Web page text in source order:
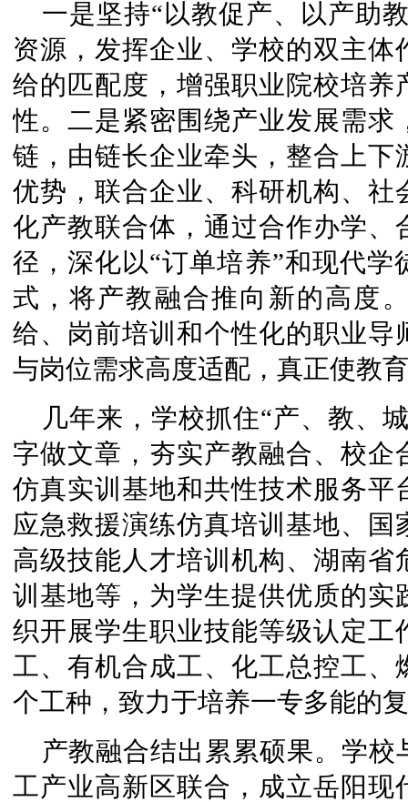
一是坚持“以教促产、以产助
资源，发挥企业、学校的双主
给的匹配度，增强职业院校培
性。二是紧密围绕产业发展需
链，由链长企业牵头，整合上
优势，联合企业、科研机构、
化产教联合体，通过合作办学
径，深化以“订单培养”和现代
式，将产教融合推向新的高度
给、岗前培训和个性化的职业
与岗位需求高度适配，真正使教
几年来，学校抓住“产、教、
字做文章，夯实产教融合、校
仿真实训基地和共性技术服务
应急救援演练仿真培训基地、
高级技能人才培训机构、湖南
训基地等，为学生提供优质的
织开展学生职业技能等级认定
工、有机合成工、化工总控工
个工种，致力于培养一专多能的
产教融合结出累累硕果。学
工产业高新区联合，成立岳阳